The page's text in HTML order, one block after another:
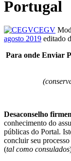
Portugal
CEGV
agosto 2019 editado
Para onde Enviar
Desaconselho
conhecimento do
públicas do Portal.
concluir seu
(tal como consulados